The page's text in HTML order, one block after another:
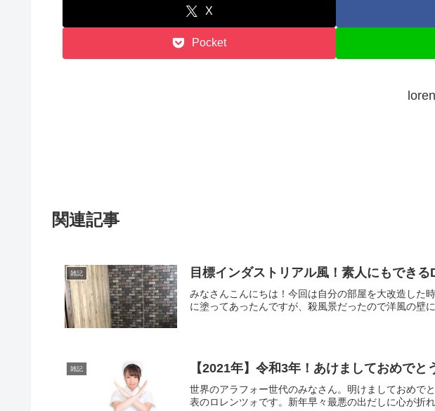
X
Pocket
関連記事
雑記 目標インダストリアル風！素人にもできる
みなさんこんにちは！今回は自分の部屋を大改造した
に塗ってあったんですが、殺風景だったので洋風の壁
雑記 【2021年】令和3年！あけましておめでと
世界のアラフォー世代のみなさん。明けましておめで
表のロレンツォです。新年早々最悪の出だしに心が折